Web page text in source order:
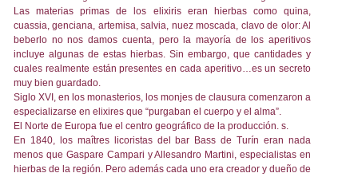
Las materias primas de los elixiris eran hierbas como quina,
cuassia, genciana, artemisa, salvia, nuez moscada, clavo de olor: Al
beberlo no nos damos cuenta, pero la mayoría de los aperitivos
incluye algunas de estas hierbas. Sin embargo, que cantidades y
cuales realmente están presentes en cada aperitivo…es un secreto
muy bien guardado.
Siglo XVI, en los monasterios, los monjes de clausura comenzaron a
especializarse en elixires que “purgaban el cuerpo y el alma”.
El Norte de Europa fue el centro geográfico de la producción. s.
En 1840, los maîtres licoristas del bar Bass de Turín eran nada
menos que Gaspare Campari y Allesandro Martini, especialistas en
hierbas de la región. Pero además cada uno era creador y dueño de